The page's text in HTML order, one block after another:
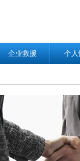
企业救援 个人